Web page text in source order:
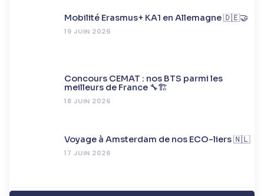
Mobilité Erasmus+ KA1 en Allemagne 🇩🇪🤝
19 JUIN 2026
Concours CEMAT : nos BTS parmi les
meilleurs de France 🔧🏗️
18 JUIN 2026
Voyage à Amsterdam de nos ECO-liers 🇳🇱
17 JUIN 2026